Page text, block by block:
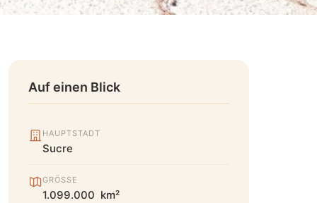
Auf einen Blick
HAUPTSTADT
Sucre
GRÖSSE
1.099.000 km²